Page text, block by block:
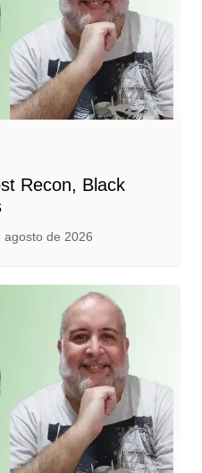
Recon, Black
agosto de 2026